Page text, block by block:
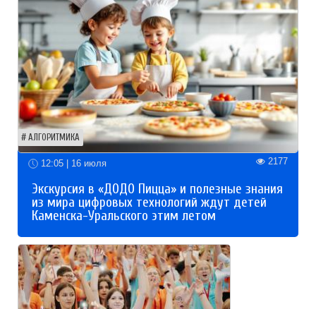
АЛГОРИТМИКА
12:05 | 16 июля 2177
Экскурсия в «ДОДО Пицца» и полезные знания
из мира цифровых технологий ждут детей
Каменска-Уральского этим летом